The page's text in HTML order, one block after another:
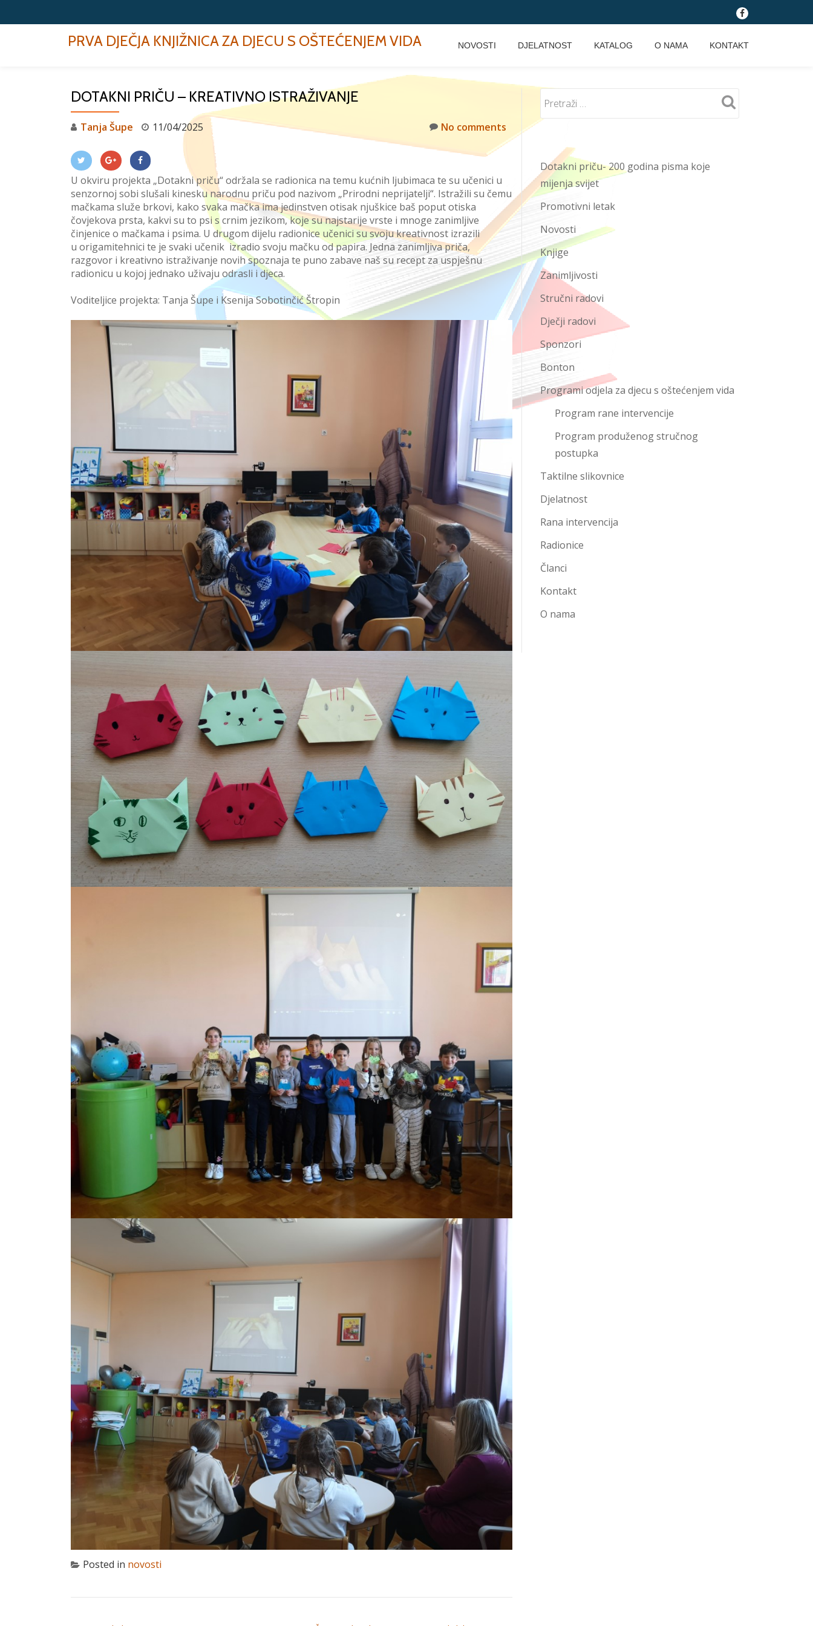
fa-
PRVA DJEČJA KNJIŽNICA ZA DJECU S OŠTEĆENJEM VIDA NOVOSTI DJELATNOST KATALOG O NAMA KONTAKT
DOTAKNI PRIČU – KREATIVNO ISTRAŽIVANJE
Tanja Šupe 11/04/2025 No comments
U okviru projekta „Dotakni priču“održala se radionica na temu kućnih ljubimaca te su učenici u
senzornoj sobi slušali kinesku narodnu priču pod nazivom „Prirodni neprijatelji“. Istražili su čemu
mačkama služe brkovi, kako svaka mačka ima jedinstven otisak njuškice baš poput otiska
čovjekova prsta, kakvi su to psi s crnim jezikom, koje su najstarije vrste i mnoge zanimljive
činjenice o mačkama i psima. U drugom dijelu radionice učenici su svoju kreativnost izrazili
u origamitehnici te je svaki učenik izradio svoju mačku od papira. Jedna zanimljiva priča,
razgovor i kreativno istraživanje novih spoznaja te puno zabave naš su recept za uspješnu
radionicu u kojoj jednako uživaju odrasli i djeca.
Voditeljice projekta: Tanja Šupe i KsenijaSobotinčićŠtropin
Posted in novosti
Dotakni priču- 200 godina pisma koje
mijenja svijet
Promotivni letak
Novosti
Knjige
Zanimljivosti
Stručni radovi
Dječji radovi
Sponzori
Bonton
Programi odjela za djecu s oštećenjem vida
Program rane intervencije
Program produženog stručnog
postupka
Taktilne slikovnice
Djelatnost
Rana intervencija
Radionice
Članci
Kontakt
O nama